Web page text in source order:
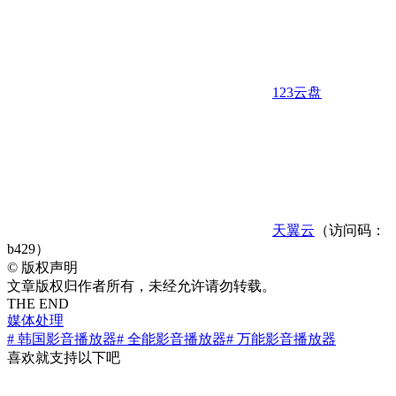
123云盘
天翼云 （访问码：
b429）
© 版权声明
文章版权归作者所有，未经允许请勿转载。
THE END
媒体处理
# 韩国影音播放器# 全能影音播放器# 万能影音播放器
喜欢就支持以下吧